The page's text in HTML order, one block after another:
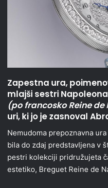
Zapestna ura,
mlajši sestri
(po francosko Reine de
uri, ki jo je zasnoval
Nemudoma prepoznavna
bila do zdaj predstavljena v
pestri kolekciji pridružujeta
estetiko, Breguet Reine de